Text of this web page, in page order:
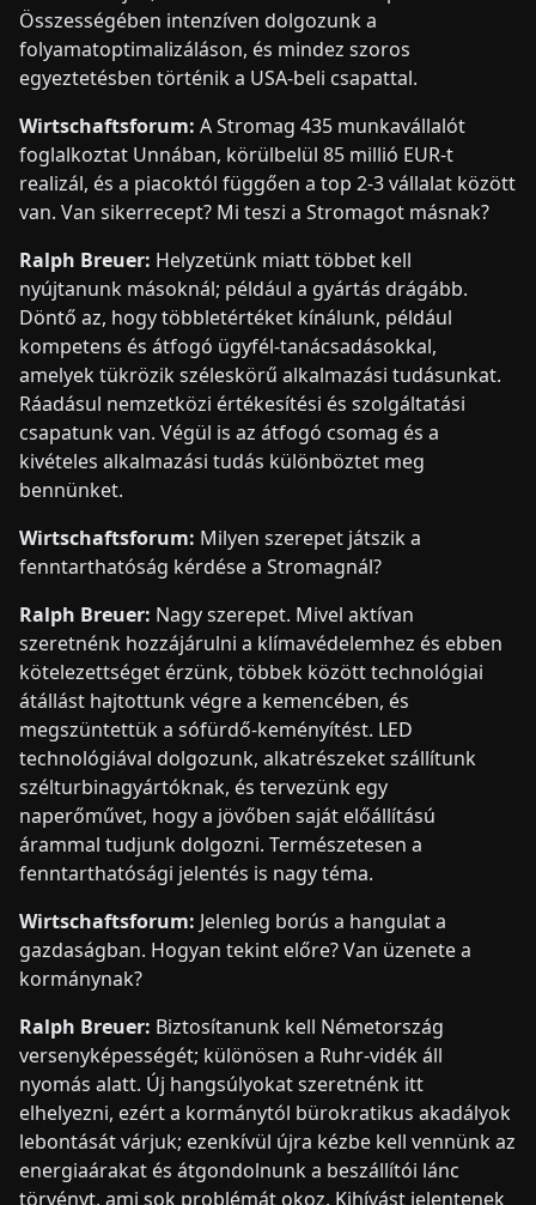
Összességében intenzíven dolgozunk a
folyamatoptimalizáláson, és mindez szoros
egyeztetésben történik a USA-beli csapattal.
Wirtschaftsforum: A Stromag 435 munkavállalót
foglalkoztat Unnában, körülbelül 85 millió EUR-t
realizál, és a piacoktól függően a top 2-3 vállalat között
van. Van sikerrecept? Mi teszi a Stromagot másnak?
Ralph Breuer: Helyzetünk miatt többet kell
nyújtanunk másoknál; például a gyártás drágább.
Döntő az, hogy többletértéket kínálunk, például
kompetens és átfogó ügyfél-tanácsadásokkal,
amelyek tükrözik széleskörű alkalmazási tudásunkat.
Ráadásul nemzetközi értékesítési és szolgáltatási
csapatunk van. Végül is az átfogó csomag és a
kivételes alkalmazási tudás különböztet meg
bennünket.
Wirtschaftsforum: Milyen szerepet játszik a
fenntarthatóság kérdése a Stromagnál?
Ralph Breuer: Nagy szerepet. Mivel aktívan
szeretnénk hozzájárulni a klímavédelemhez és ebben
kötelezettséget érzünk, többek között technológiai
átállást hajtottunk végre a kemencében, és
megszüntettük a sófürdő-keményítést. LED
technológiával dolgozunk, alkatrészeket szállítunk
szélturbinagyártóknak, és tervezünk egy
naperőművet, hogy a jövőben saját előállítású
árammal tudjunk dolgozni. Természetesen a
fenntarthatósági jelentés is nagy téma.
Wirtschaftsforum: Jelenleg borús a hangulat a
gazdaságban. Hogyan tekint előre? Van üzenete a
kormánynak?
Ralph Breuer: Biztosítanunk kell Németország
versenyképességét; különösen a Ruhr-vidék áll
nyomás alatt. Új hangsúlyokat szeretnénk itt
elhelyezni, ezért a kormánytól bürokratikus akadályok
lebontását várjuk; ezenkívül újra kézbe kell vennünk az
energiaárakat és átgondolnunk a beszállítói lánc
törvényt, ami sok problémát okoz. Kihívást jelentenek